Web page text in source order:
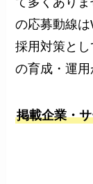
の応募動線
採用対策と
の育成・運用
掲載企業・